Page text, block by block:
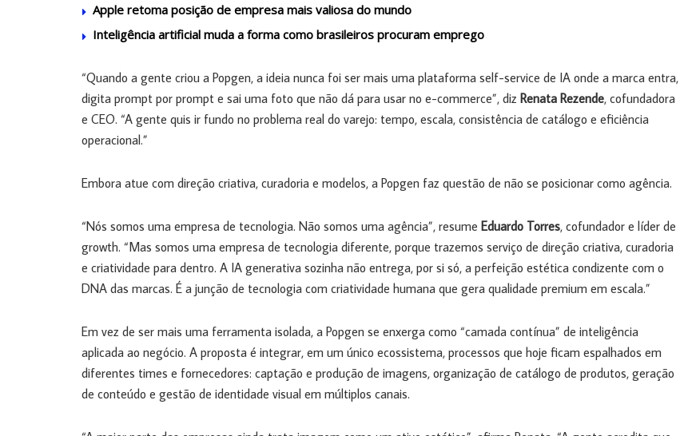
Apple retoma posição de empresa mais valiosa do mundo
Inteligência artificial muda a forma como brasileiros procuram emprego
“Quando a gente criou a Popgen, a ideia nunca foi ser mais uma plataforma self-service de IA onde a marca entra,
digita prompt por prompt e sai uma foto que não dá para usar no e-commerce”, diz Renata Rezende, cofundadora
e CEO. “A gente quis ir fundo no problema real do varejo: tempo, escala, consistência de catálogo e eficiência
operacional.”
Embora atue com direção criativa, curadoria e modelos, a Popgen faz questão de não se posicionar como agência.
“Nós somos uma empresa de tecnologia. Não somos uma agência”, resume Eduardo Torres, cofundador e líder de
growth. “Mas somos uma empresa de tecnologia diferente, porque trazemos serviço de direção criativa, curadoria
e criatividade para dentro. A IA generativa sozinha não entrega, por si só, a perfeição estética condizente com o
DNA das marcas. É a junção de tecnologia com criatividade humana que gera qualidade premium em escala.”
Em vez de ser mais uma ferramenta isolada, a Popgen se enxerga como “camada contínua” de inteligência
aplicada ao negócio. A proposta é integrar, em um único ecossistema, processos que hoje ficam espalhados em
diferentes times e fornecedores: captação e produção de imagens, organização de catálogo de produtos, geração
de conteúdo e gestão de identidade visual em múltiplos canais.